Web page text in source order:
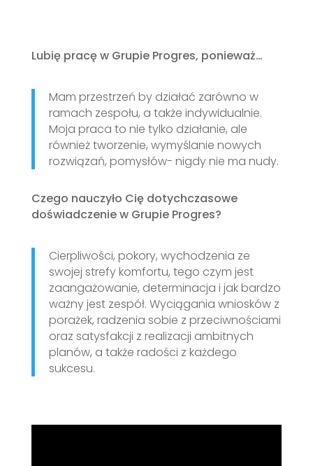
Lubię pracę w Grupie Progres, ponieważ…
Mam przestrzeń by działać zarówno w
ramach zespołu, a także indywidualnie.
Moja praca to nie tylko działanie, ale
również tworzenie, wymyślanie nowych
rozwiązań, pomysłów- nigdy nie ma nudy.
Czego nauczyło Cię dotychczasowe
doświadczenie w Grupie Progres?
Cierpliwości, pokory, wychodzenia ze
swojej strefy komfortu, tego czym jest
zaangażowanie, determinacja i jak bardzo
ważny jest zespół. Wyciągania wniosków z
porażek, radzenia sobie z przeciwnościami
oraz satysfakcji z realizacji ambitnych
planów, a także radości z każdego
sukcesu.